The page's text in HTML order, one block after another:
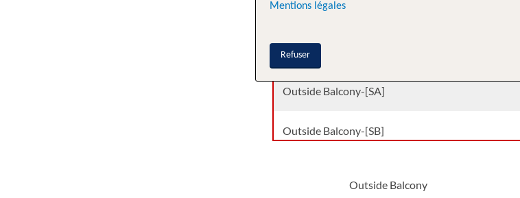
Fixed Window-[E]
Outside Balcony-[GS]
Outside Balcony-[SA]
Outside Balcony-[SB]
Outside Balcony
Mentions légales
Refuser